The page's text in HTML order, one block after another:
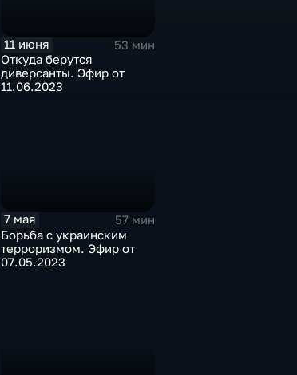
11 июня
53 мин
Откуда берутся
диверсанты. Эфир от
11.06.2023
7 мая
57 мин
Борьба с украинским
терроризмом. Эфир от
07.05.2023